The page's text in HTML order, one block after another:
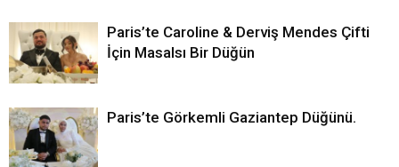
Paris’te Caroline & Derviş Mendes Çifti
İçin Masalsı Bir Düğün
Paris’te Görkemli Gaziantep Düğünü.